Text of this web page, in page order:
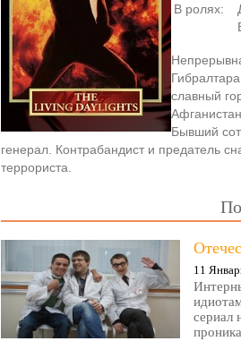
В ролях:
славный
Бывший
генерал. Контрабандист и предатель
террориста.
11
сериал